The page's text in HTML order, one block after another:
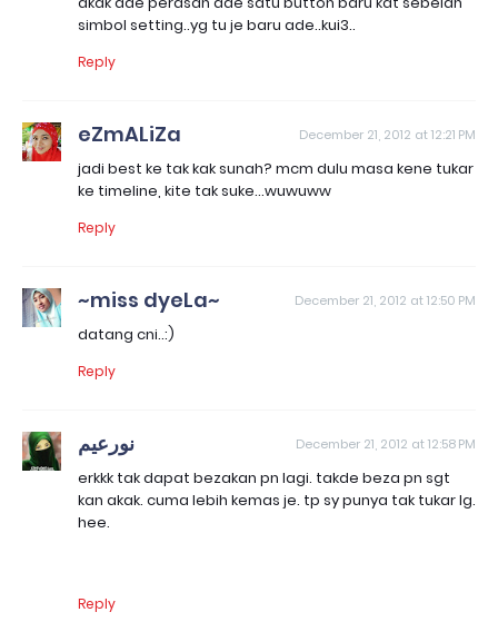
simbol setting..yg tu je baru ade..kui3..
Reply
eZmALiZa December 21, 2012 at 12:21 PM
jadi best ke tak kak sunah? mcm dulu masa kene tukar
ke timeline, kite tak suke...wuwuww
Reply
~miss dyeLa~ December 21, 2012 at 12:50 PM
datang cni..:)
Reply
نورعيم December 21, 2012 at 12:58 PM
erkkk tak dapat bezakan pn lagi. takde beza pn sgt
kan akak. cuma lebih kemas je. tp sy punya tak tukar lg.
hee.
Reply